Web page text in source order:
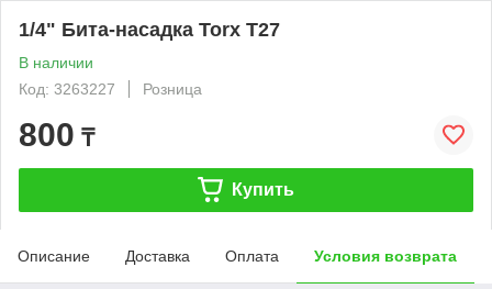
1/4" Бита-насадка Torx Т27
В наличии
Код: 3263227
Розница
800 ₸
Купить
Описание Доставка Оплата Условия возврата